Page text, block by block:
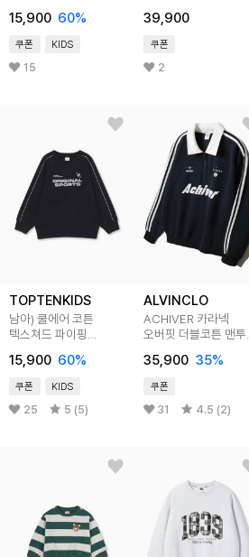
15,900 60%
쿠폰 KIDS
15
39,900
쿠폰
2
TOPTENKIDS
남아) 쿨에어 코튼
텍스쳐드 파이핑
15,900 60%
쿠폰 KIDS
25 5 (5)
ALVINCLO
ACHIVER 카라넥
오버핏 더블코튼 맨투
35,900 35%
쿠폰
31 4.5 (2)